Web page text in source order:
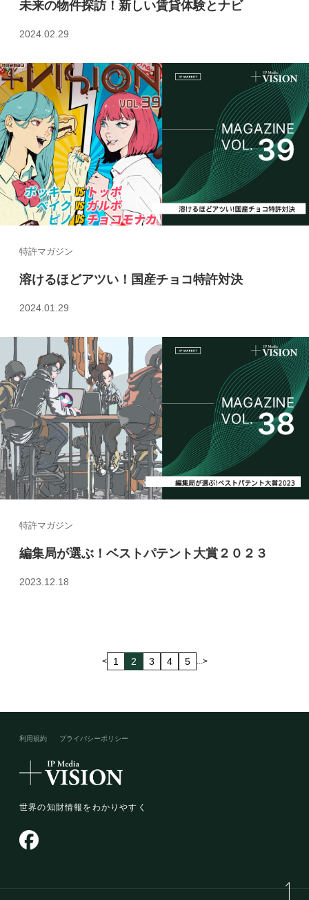
未来の物件探訪！新しい賃貸体験とナビ
2024.02.29
特許マガジン
溶けるほどアツい！国産チョコ特許対決
2024.01.29
特許マガジン
編集局が選ぶ！ベストパテント大賞２０２３
2023.12.18
< 1 2 3 4 5 ...>
利用規約 プライバシーポリシー​
世界の知財情報をわかりやすく